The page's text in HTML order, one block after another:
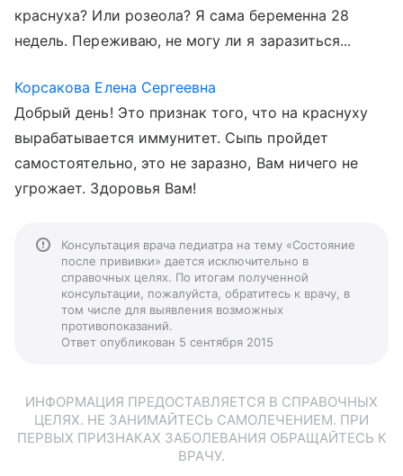
краснуха? Или розеола? Я сама беременна 28
недель. Переживаю, не могу ли я заразиться...
Корсакова Елена Сергеевна
Добрый день! Это признак того, что на краснуху
вырабатывается иммунитет. Сыпь пройдет
самостоятельно, это не заразно, Вам ничего не
угрожает. Здоровья Вам!
Консультация врача педиатра на тему «Состояние
после прививки» дается исключительно в
справочных целях. По итогам полученной
консультации, пожалуйста, обратитесь к врачу, в
том числе для выявления возможных
противопоказаний.
Ответ опубликован 5 сентября 2015
ИНФОРМАЦИЯ ПРЕДОСТАВЛЯЕТСЯ В СПРАВОЧНЫХ
ЦЕЛЯХ. НЕ ЗАНИМАЙТЕСЬ САМОЛЕЧЕНИЕМ. ПРИ
ПЕРВЫХ ПРИЗНАКАХ ЗАБОЛЕВАНИЯ ОБРАЩАЙТЕСЬ К
ВРАЧУ.